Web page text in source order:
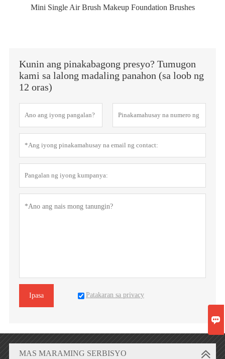
Mini Single Air Brush Makeup Foundation Brushes
Kunin ang pinakabagong presyo? Tumugon
kami sa lalong madaling panahon (sa loob ng
12 oras)
Ipasa Patakaran sa privacy
MAS MARAMING SERBISYO
